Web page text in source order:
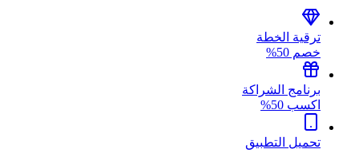
ترقية الخطة
خصم 50%
برنامج الشراكة
اكسب 50%
تحميل التطبيق